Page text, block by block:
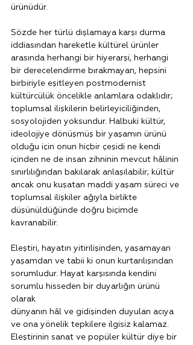
ürünüdür.
Sözde her türlü dışlamaya karşı durma
iddiasından hareketle kültürel ürünler
arasında herhangi bir hiyerarşi, herhangi
bir derecelendirme bırakmayan, hepsini
birbiriyle eşitleyen postmodernist
kültürcülük öncelikle anlamlara odaklıdır;
toplumsal ilişkilerin belirleyiciliğinden,
sosyolojiden yoksundur. Halbuki kültür,
ideolojiye dönüşmüş bir yaşamın ürünü
olduğu için onun hiçbir çeşidi ne kendi
içinden ne de insan zihninin mevcut hâlinin
sınırlılığından bakılarak anlaşılabilir; kültür
ancak onu kuşatan maddi yaşam süreci ve
toplumsal ilişkiler ağıyla birlikte
düşünüldüğünde doğru biçimde
kavranabilir.
Eleştiri, hayatın yitirilişinden, yaşamayan
yaşamdan ve tabii ki onun kurtarılışından
sorumludur. Hayat karşısında kendini
sorumlu hisseden bir duyarlığın ürünü
olarak
dünyanın hâl ve gidişinden duyulan acıya
ve ona yönelik tepkilere ilgisiz kalamaz.
Eleştirinin sanat ve popüler kültür diye bir